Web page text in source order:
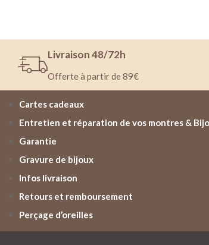
Livraison 48/72h
Offerte à partir de 89€
Cartes cadeaux
Entretien et réparation de vos montres &
Garantie
Gravure de bijoux
Infos livraison
Retours et remboursement
Perçage d’oreilles